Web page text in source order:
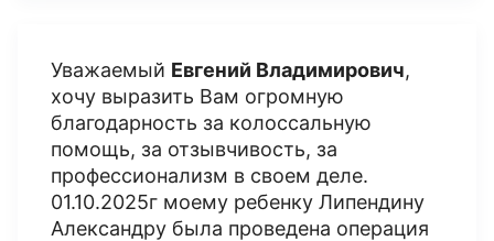
Уважаемый Евгений Владимирович,
хочу выразить Вам огромную
благодарность за колоссальную
помощь, за отзывчивость, за
профессионализм в своем деле.
01.10.2025г моему ребенку Липендину
Александру была проведена операция